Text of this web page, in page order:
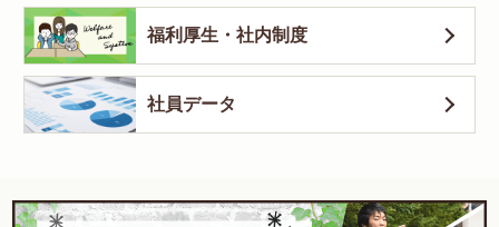
福利厚生・社内制度
社員データ